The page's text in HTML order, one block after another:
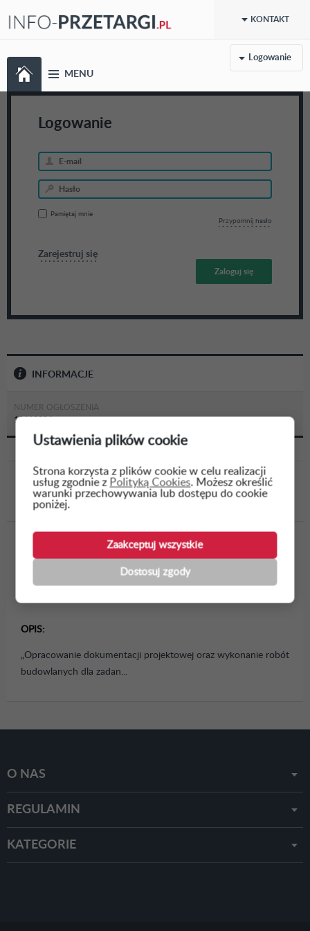
KONTAKT
MENU
Logowanie
Ustawienia plików cookie
Strona korzysta z plików cookie w celu realizacji
usług zgodnie z Polityką Cookies. Możesz określić
warunki przechowywania lub dostępu do cookie
poniżej.
Zaakceptuj wszystkie
Dostosuj zgody
Logowanie
Pamiętaj mnie
Przypomnij hasło
Zarejestruj się
INFORMACJE
NUMER OGŁOSZENIA
10610804
WSTECZ
„Opracowanie dokumentacji projektowej oraz
wykonanie robót budowlanych dla zadania pn.
Modernizacja szatni, łaźni i wc monterskich
OPIS:
„Opracowanie dokumentacji projektowej oraz wykonanie robót
budowlanych dla zadan...
O NAS
REGULAMIN
KATEGORIE